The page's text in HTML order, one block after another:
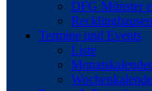
DFG Münster
Termine und Events
Liste
Monatskalender